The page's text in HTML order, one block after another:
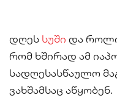
დღეს სუში და
რომ ხშირად ამ
სადღესასწაულო
ვახშამსაც აწყობენ.